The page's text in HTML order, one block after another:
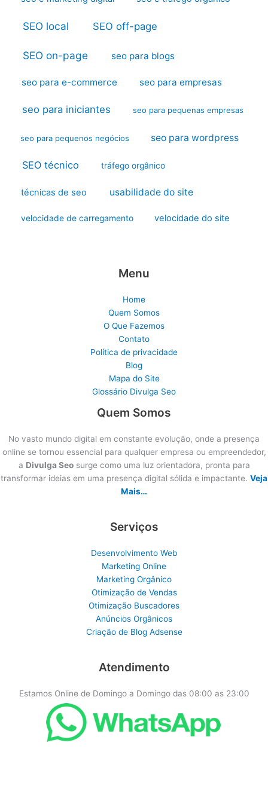
SEO local SEO off-page
SEO on-page seo para blogs
seo para e-commerce seo para empresas
seo para iniciantes seo para pequenas empresas
seo para pequenos negócios seo para wordpress
SEO técnico tráfego orgânico
técnicas de seo usabilidade do site
velocidade de carregamento velocidade do site
Menu
Home
Quem Somos
O Que Fazemos
Contato
Política de privacidade
Blog
Mapa do Site
Glossário Divulga Seo
Quem Somos
No vasto mundo digital em constante evolução, onde a presença
online se tornou essencial para qualquer empresa ou empreendedor,
a Divulga Seosurge como uma luz orientadora, pronta para
transformar ideias em uma presença digital sólida e impactante. Veja
Mais…
Serviços
Desenvolvimento Web
Marketing Online
Marketing Orgânico
Otimização de Vendas
Otimização Buscadores
Anúncios Orgânicos
Criação de Blog Adsense
Atendimento
Estamos Online de Domingo a Domingo das 08:00 as 23:00